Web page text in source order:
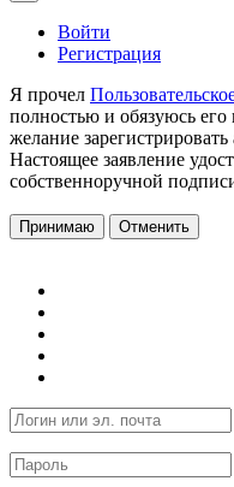
Войти
Регистрация
Я прочел
полностью и обязуюсь
желание
Настоящее заявление
собственноручной
Принимаю Отменить